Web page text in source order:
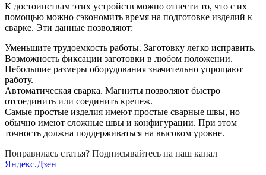
К достоинствам этих устройств можно отнести то, что с их
помощью можно сэкономить время на подготовке изделий к
сварке. Эти данные позволяют:
Уменьшите трудоемкость работы. Заготовку легко исправить.
Возможность фиксации заготовки в любом положении.
Небольшие размеры оборудования значительно упрощают
работу.
Автоматическая сварка. Магниты позволяют быстро
отсоединить или соединить крепеж.
Самые простые изделия имеют простые сварные швы, но
обычно имеют сложные швы и конфигурации. При этом
точность должна поддерживаться на высоком уровне.
Понравилась статья? Подписывайтесь на наш канал
Яндекс.Дзен